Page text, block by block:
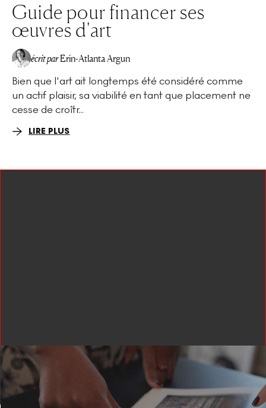
Guide pour financer ses
œuvres d'art
écrit par Erin-Atlanta Argun
Bien que l'art ait longtemps été considéré comme
un actif plaisir, sa viabilité en tant que placement ne
cesse de croîtr...
LIRE PLUS